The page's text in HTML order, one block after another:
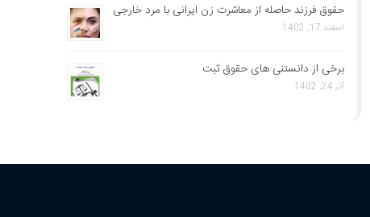
حقوق فرزند حاصله از معاشرت زن ایرانی با مرد خارجی
اسفند 17, 1402
برخی از دانستنی های حقوق ثبت
آذر 24, 1402